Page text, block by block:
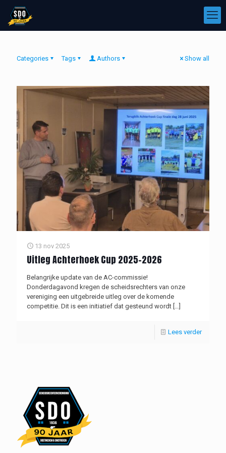
Categories Tags Authors Show all
13 nov 2025
Uitleg Achterhoek Cup 2025-2026
Belangrijke update van de AC-commissie!
Donderdagavond kregen de scheidsrechters van onze
vereniging een uitgebreide uitleg over de komende
competitie. Dit is een initiatief dat gesteund wordt […]
Lees verder